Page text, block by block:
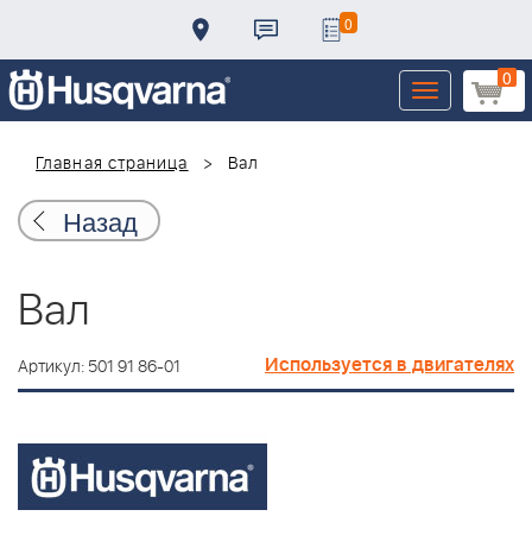
0
0
Toggle
navigation
Главная страница
Вал
Назад
Вал
Артикул: 501 91 86-01 Используется в двигателях